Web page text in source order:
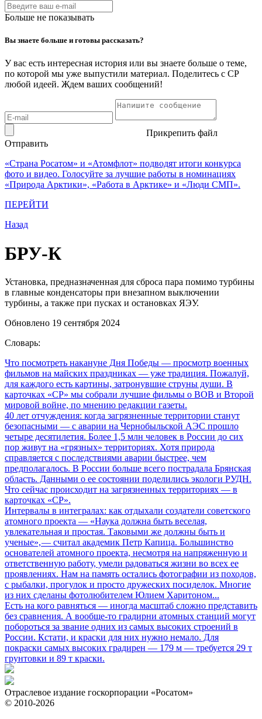
Больше не показывать
Вы знаете больше и готовы рассказать?
У вас есть интересная история или вы знаете больше о теме,
по которой мы уже выпустили материал. Поделитесь с СР
любой идеей. Ждем ваших сообщений!
Прикрепить файл
Отправить
«Страна Росатом» и «Атомфлот» подводят итоги конкурса
фото и видео. Голосуйте за лучшие работы в номинациях
«Природа Арктики», «Работа в Арктике» и «Люди СМП».
ПЕРЕЙТИ
Назад
БРУ-К
Установка, предназначенная для сброса пара помимо турбины
в главные конденсаторы при внезапном выключении
турбины, а также при пусках и остановках ЯЭУ.
Обновлено 19 сентября 2024
Словарь:
Что посмотреть накануне Дня Победы — просмотр военных
фильмов на майских праздниках — уже традиция. Пожалуй,
для каждого есть картины, затронувшие струны души. В
карточках «СР» мы собрали лучшие фильмы о ВОВ и Второй
мировой войне, по мнению редакции газеты.
40 лет отчуждения: когда загрязненные территории станут
безопасными — с аварии на Чернобыльской АЭС прошло
четыре десятилетия. Более 1,5 млн человек в России до сих
пор живут на «грязных» территориях. Хотя природа
справляется с последствиями аварии быстрее, чем
предполагалось. В России больше всего пострадала Брянская
область. Данными о ее состоянии поделились экологи РУДН.
Что сейчас происходит на загрязненных территориях — в
карточках «СР».
Интервалы в интегралах: как отдыхали создатели советского
атомного проекта — «Наука должна быть веселая,
увлекательная и простая. Таковыми же должны быть и
ученые», — считал академик Петр Капица. Большинство
основателей атомного проекта, несмотря на напряженную и
ответственную работу, умели радоваться жизни во всех ее
проявлениях. Нам на память остались фотографии из походов,
с рыбалки, прогулок и просто дружеских посиделок. Многие
из них сделаны фотолюбителем Юлием Харитоном...
Есть на кого равняться — иногда масштаб сложно представить
без сравнения. А вообще-то градирни атомных станций могут
побороться за звание одних из самых высоких строений в
России. Кстати, и краски для них нужно немало. Для
покраски самых высоких градирен — 179 м — требуется 29 т
грунтовки и 89 т краски.
Отраслевое издание госкорпорации «Росатом»
© 2010-2026